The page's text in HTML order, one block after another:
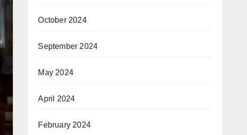
October 2024
September 2024
May 2024
April 2024
February 2024